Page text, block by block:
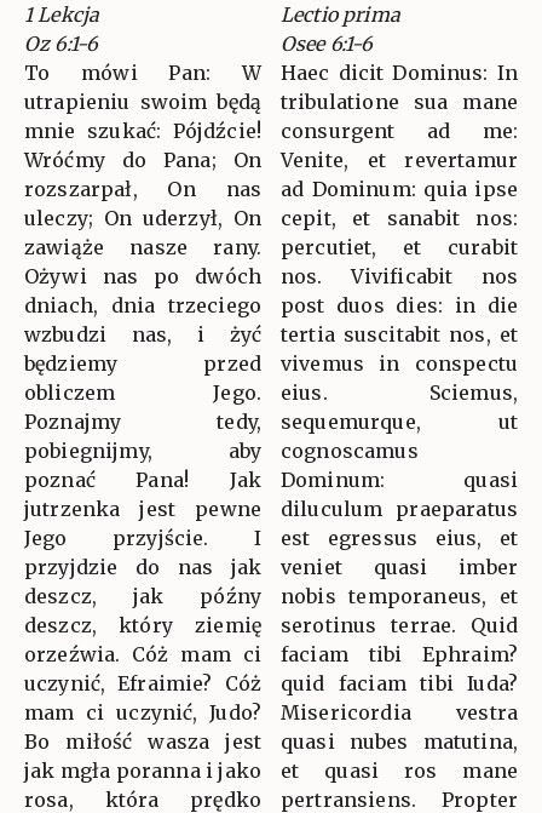
1 Lekcja
Oz 6:1-6
To mówi Pan: W
utrapieniu swoim będą
mnie szukać: Pójdźcie!
Wróćmy do Pana; On
rozszarpał, On nas
uleczy; On uderzył, On
zawiąże nasze rany.
Ożywi nas po dwóch
dniach, dnia trzeciego
wzbudzi nas, i żyć
będziemy przed
obliczem Jego.
Poznajmy tedy,
pobiegnijmy, aby
poznać Pana! Jak
jutrzenka jest pewne
Jego przyjście. I
przyjdzie do nas jak
deszcz, jak późny
deszcz, który ziemię
orzeźwia. Cóż mam ci
uczynić, Efraimie? Cóż
mam ci uczynić, Judo?
Bo miłość wasza jest
jak mgła poranna i jako
rosa, która prędko
Lectio prima
Osee 6:1-6
Haec dicit Dominus: In
tribulatione sua mane
consurgent ad me:
Venite, et revertamur
ad Dominum: quia ipse
cepit, et sanabit nos:
percutiet, et curabit
nos. Vivificabit nos
post duos dies: in die
tertia suscitabit nos, et
vivemus in conspectu
eius. Sciemus,
sequemurque, ut
cognoscamus
Dominum: quasi
diluculum praeparatus
est egressus eius, et
veniet quasi imber
nobis temporaneus, et
serotinus terrae. Quid
faciam tibi Ephraim?
quid faciam tibi Iuda?
Misericordia vestra
quasi nubes matutina,
et quasi ros mane
pertransiens. Propter